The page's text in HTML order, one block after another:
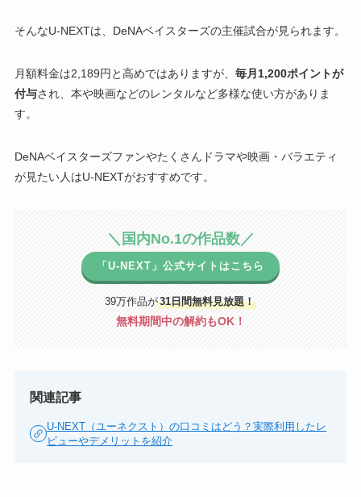
そんなU-NEXTは、DeNAベイスターズの主催試合が見られます。
月額料金は2,189円と高めではありますが、 毎月1,200ポイントが
付与され、本や映画などのレンタルなど多様な使い方がありま
す。
DeNAベイスターズファンやたくさんドラマや映画・バラエティ
が見たい人はU-NEXTがおすすめです。
＼国内No.1の作品数／
「U-NEXT」公式サイトはこちら
39万作品が31日間無料見放題！
無料期間中の解約もOK！
関連記事
U-NEXT（ユーネクスト）の口コミはどう？実際利用したレ
ビューやデメリットを紹介